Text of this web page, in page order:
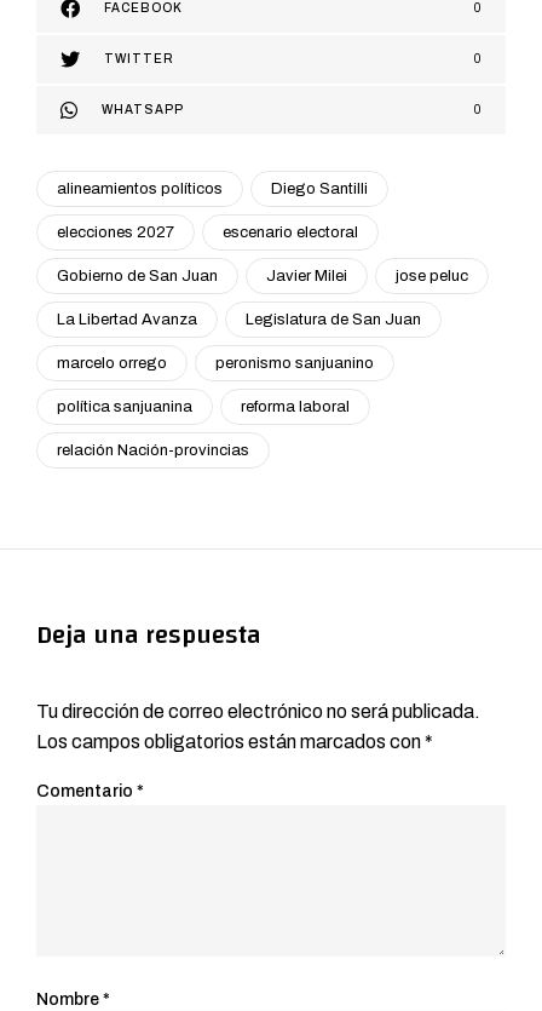
FACEBOOK 0
TWITTER 0
WHATSAPP 0
alineamientos políticos Diego Santilli
elecciones 2027 escenario electoral
Gobierno de San Juan Javier Milei jose peluc
La Libertad Avanza Legislatura de San Juan
marcelo orrego peronismo sanjuanino
política sanjuanina reforma laboral
relación Nación-provincias
Deja una respuesta
Tu dirección de correo electrónico no será publicada.
Los campos obligatorios están marcados con*
Comentario *
Nombre *